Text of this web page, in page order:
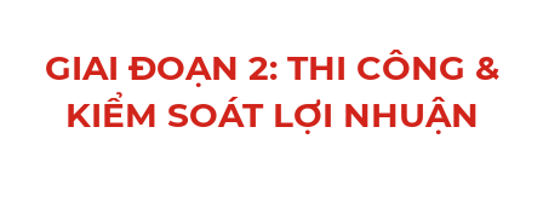
GIAI ĐOẠN 2: THI CÔNG &
KIỂM SOÁT LỢI NHUẬN